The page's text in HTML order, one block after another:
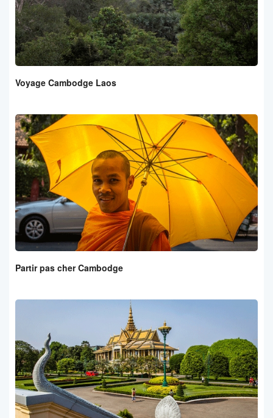
Voyage Cambodge Laos
Partir pas cher Cambodge